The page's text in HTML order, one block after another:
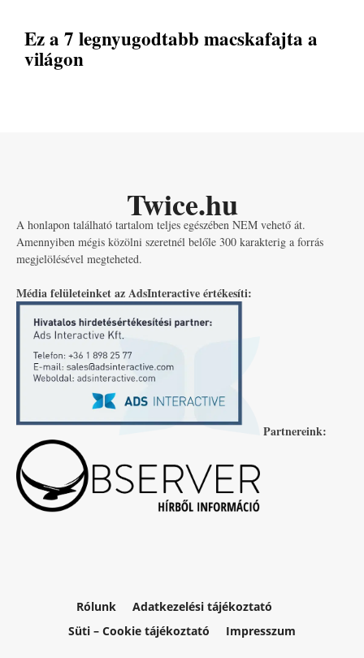
Ez a 7 legnyugodtabb macskafajta a
világon
Twice.hu
A honlapon található tartalom teljes egészében NEM vehető át.
Amennyiben mégis közölni szeretnél belőle 300 karakterig a forrás
megjelölésével megteheted.
Média felületeinket az AdsInteractive értékesíti:
Partnereink:
Rólunk
Adatkezelési tájékoztató
Süti – Cookie tájékoztató
Impresszum